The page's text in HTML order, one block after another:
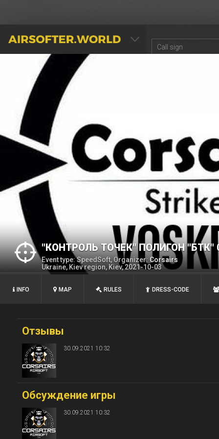
AIRSOFTER.WORLD
"КОНТРОЛЬ ТОЧЕК" ПОЛИГОН "БТК"
Event type: SpeedSoft, Organizer: Corsairs
Ukraine, Kiev region, Kiev, 2021-10-03
INFO MAP RULES DRESS-CODE
Отзывы
30.09.2021 10:32
Обсуждение игры
30.09.2021 10:32